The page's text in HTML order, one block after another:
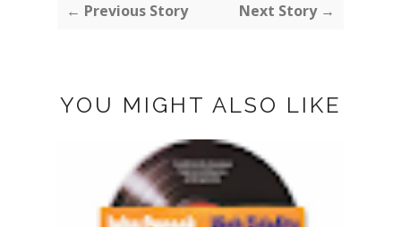
← Previous Story Next Story →
YOU MIGHT ALSO LIKE